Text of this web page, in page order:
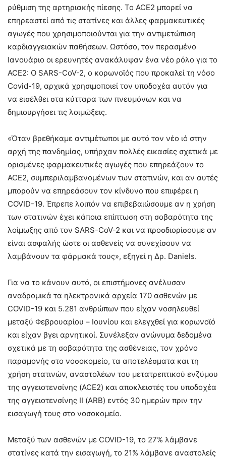
ρύθμιση της αρτηριακής πίεσης. Το ACE2 μπορεί να
επηρεαστεί από τις στατίνες και άλλες φαρμακευτικές
αγωγές που χρησιμοποιούνται για την αντιμετώπιση
καρδιαγγειακών παθήσεων. Ωστόσο, τον περασμένο
Ιανουάριο οι ερευνητές ανακάλυψαν ένα νέο ρόλο για το
ACE2: Ο SARS-CoV-2, ο κορωνοϊός που προκαλεί τη νόσο
Covid-19, αρχικά χρησιμοποιεί τον υποδοχέα αυτόν για
να εισέλθει στα κύτταρα των πνευμόνων και να
δημιουργήσει τις λοιμώξεις.
«Όταν βρεθήκαμε αντιμέτωποι με αυτό τον νέο ιό στην
αρχή της πανδημίας, υπήρχαν πολλές εικασίες σχετικά με
ορισμένες φαρμακευτικές αγωγές που επηρεάζουν το
ACE2, συμπεριλαμβανομένων των στατινών, και αν αυτές
μπορούν να επηρεάσουν τον κίνδυνο που επιφέρει η
COVID-19. Έπρεπε λοιπόν να επιβεβαιώσουμε αν η χρήση
των στατινών έχει κάποια επίπτωση στη σοβαρότητα της
λοίμωξης από τον SARS-CoV-2 και να προσδιορίσουμε αν
είναι ασφαλής ώστε οι ασθενείς να συνεχίσουν να
λαμβάνουν τα φάρμακά τους», εξηγεί η Δρ. Daniels.
Για να το κάνουν αυτό, οι επιστήμονες ανέλυσαν
αναδρομικά τα ηλεκτρονικά αρχεία 170 ασθενών με
COVID-19 και 5.281 ανθρώπων που είχαν νοσηλευθεί
μεταξύ Φεβρουαρίου – Ιουνίου και ελεγχθεί για κορωνοϊό
και είχαν βγει αρνητικοί. Συνέλεξαν ανώνυμα δεδομένα
σχετικά με τη σοβαρότητα της ασθένειας, τον χρόνο
παραμονής στο νοσοκομείο, τα αποτελέσματα και τη
χρήση στατινών, αναστολέων του μετατρεπτικού ενζύμου
της αγγειοτενσίνης (ACE2) και αποκλειστές του υποδοχέα
της αγγειοτενσίνης ΙΙ (ARB) εντός 30 ημερών πριν την
εισαγωγή τους στο νοσοκομείο.
Μεταξύ των ασθενών με COVID-19, το 27% λάμβανε
στατίνες κατά την εισαγωγή, το 21% λάμβανε αναστολείς